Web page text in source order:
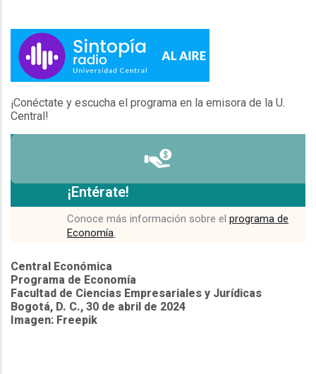
¡Conéctate y escucha el programa en la emisora de la U.
Central!
¡Entérate!
Conoce más información sobre el programa de
Economía.
Central Económica
Programa de Economía
Facultad de Ciencias Empresariales y Jurídicas
Bogotá, D. C., 30 de abril de 2024
Imagen: Freepik